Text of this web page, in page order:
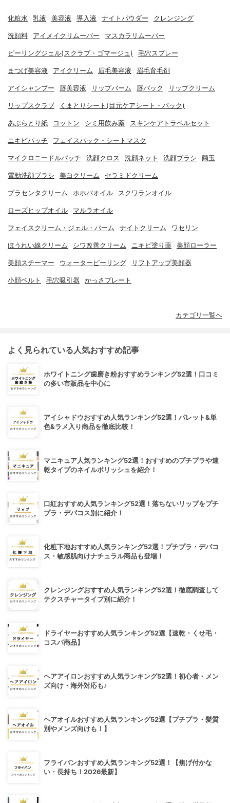
化粧水 乳液 美容液 導入液 ナイトパウダー クレンジング
洗顔料 アイメイクリムーバー マスカラリムーバー
ピーリングジェル(スクラブ・ゴマージュ) 毛穴スプレー
まつげ美容液 アイクリーム 眉毛美容液 眉毛育毛剤
アイシャンプー 唇美容液 リップバーム 唇パック リップクリーム
リップスクラブ くまとりシート(目元ケアシート・パック)
あぶらとり紙 コットン シミ用飲み薬 スキンケアトラベルセット
ニキビパッチ フェイスパック・シートマスク
マイクロニードルパッチ 洗顔クロス 洗顔ネット 洗顔ブラシ 繭玉
電動洗顔ブラシ 美白クリーム セラミドクリーム
プラセンタクリーム ホホバオイル スクワランオイル
ローズヒップオイル マルラオイル
フェイスクリーム・ジェル・バーム ナイトクリーム ワセリン
ほうれい線クリーム シワ改善クリーム ニキビ塗り薬 美顔ローラー
美顔スチーマー ウォーターピーリング リフトアップ美顔器
小顔ベルト 毛穴吸引器 かっさプレート
カテゴリ一覧へ
よく見られている人気おすすめ記事
ホワイトニング歯磨き粉おすすめランキング52選！口コミ
の多い市販品を中心に
アイシャドウおすすめ人気ランキング52選！パレット&単
色&ラメ入り商品を徹底比較！
マニキュア人気ランキング52選！おすすめのプチプラや速
乾タイプのネイルポリッシュを紹介！
口紅おすすめ人気ランキング52選！落ちないリップをプチ
プラ・デパコス別に紹介！
化粧下地おすすめ人気ランキング52選！プチプラ・デパコ
ス・敏感肌向けナチュラル商品も登場！
クレンジングおすすめ人気ランキング52選！徹底調査して
テクスチャータイプ別に紹介！
ドライヤーおすすめ人気ランキング52選【速乾・くせ毛・
コスパ商品】
ヘアアイロンおすすめ人気ランキング52選！初心者・メン
ズ向け・海外対応も♪
ヘアオイルおすすめ人気ランキング52選【プチプラ・髪質
別やメンズ向けも！】
フライパンおすすめ人気ランキング52選！【焦げ付かな
い・長持ち！2026最新】